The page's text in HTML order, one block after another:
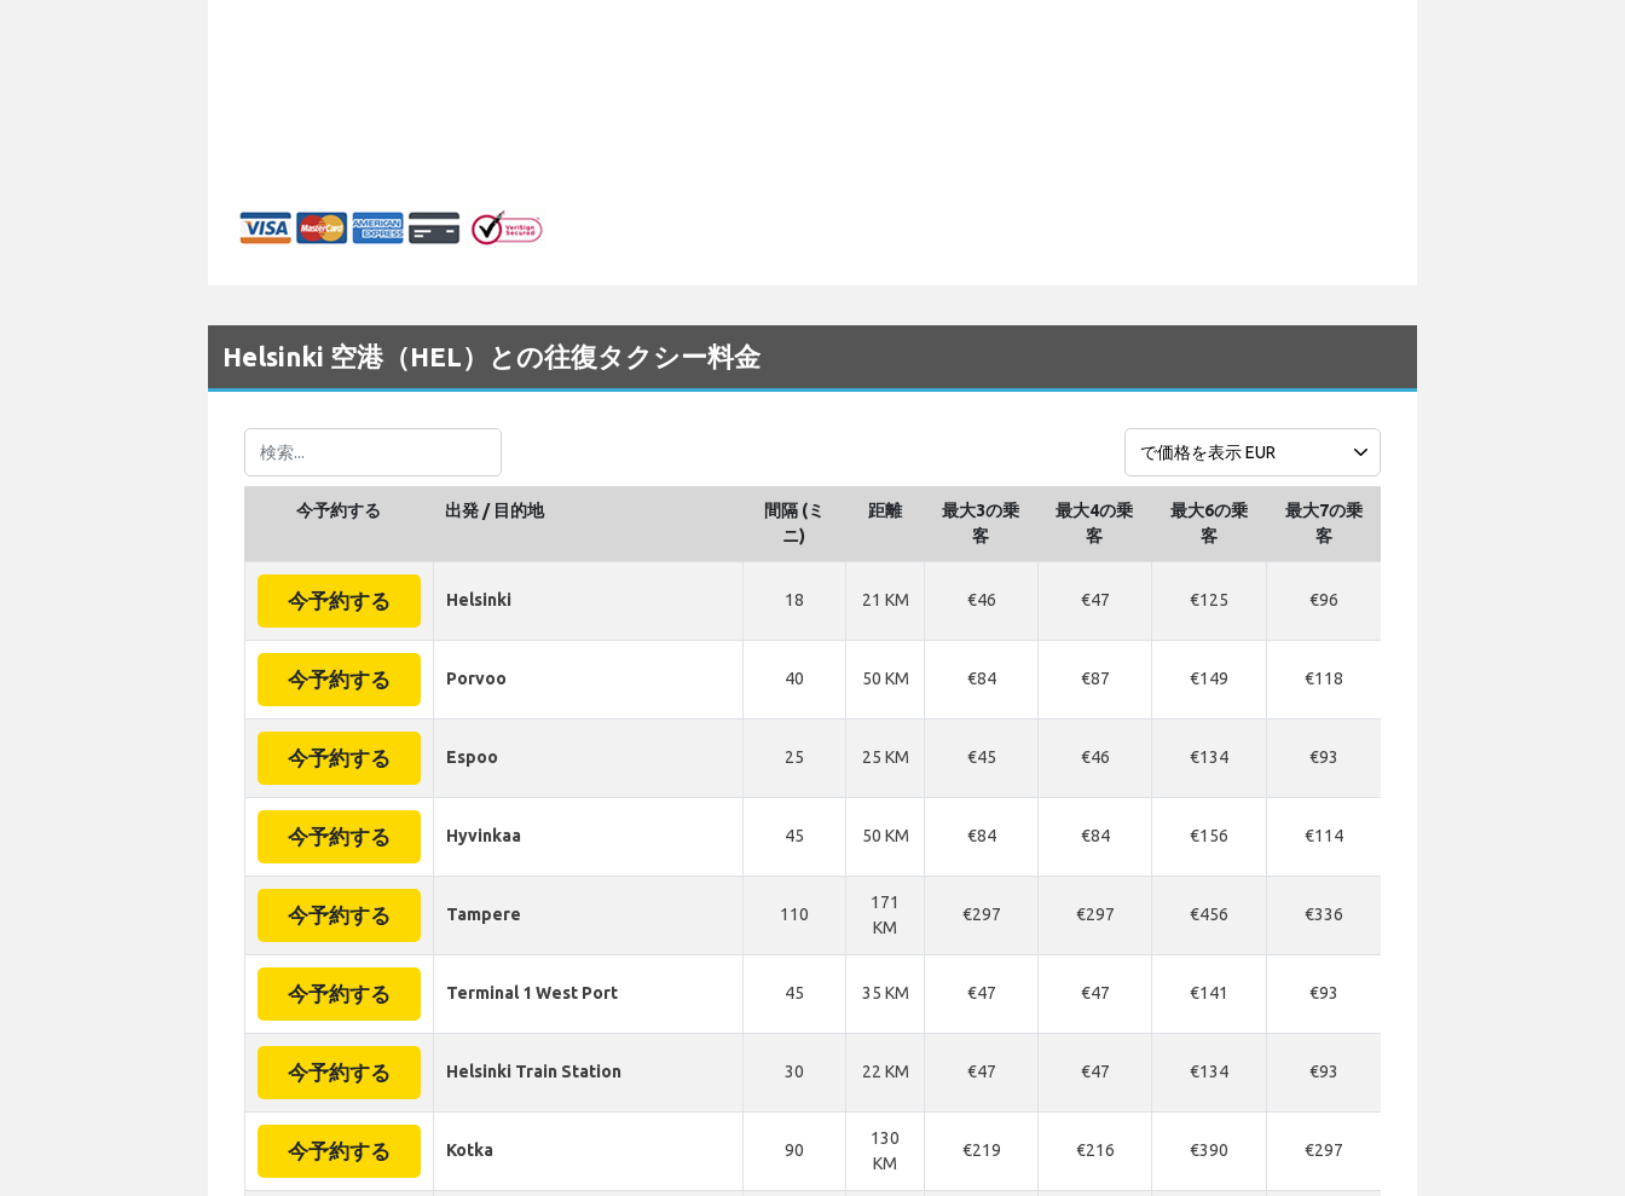
Helsinki 空港（HEL）との往復タクシー料金
今予約する 出発 / 目的地
間隔 (ミ
ニ)
距離
最大3の乗
客
最大4の乗
客
最大6の乗
客
最大7の乗
客
今予約する Helsinki 18 21 KM €46 €47 €125 €96
今予約する Porvoo 40 50 KM €84 €87 €149 €118
今予約する Espoo 25 25 KM €45 €46 €134 €93
今予約する Hyvinkaa 45 50 KM €84 €84 €156 €114
今予約する Tampere 110
171
KM
€297 €297 €456 €336
今予約する Terminal 1 West Port 45 35 KM €47 €47 €141 €93
今予約する Helsinki Train Station 30 22 KM €47 €47 €134 €93
今予約する Kotka 90
130
KM
€219 €216 €390 €297